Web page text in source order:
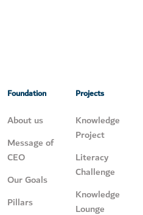
Foundation
About us
Message of
CEO
Our Goals
Pillars
Projects
Knowledge
Project
Literacy
Challenge
Knowledge
Lounge